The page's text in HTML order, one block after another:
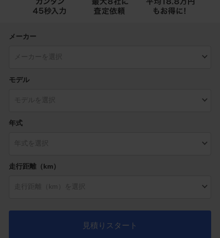
メーカー
モデル
年式
走行距離（km）
見積りスタート